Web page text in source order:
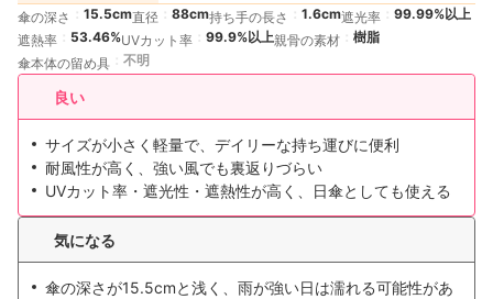
傘の深さ 15.5cm直径 88cm持ち手の長さ 1.6cm遮光率
99.99%以上
遮熱率
53.46%UVカット率 99.9%以上親骨の素材
樹脂
傘本体の留め具
不明
良い
サイズが小さく軽量で、デイリーな持ち運びに便利
耐風性が高く、強い風でも裏返りづらい
UVカット率・遮光性・遮熱性が高く、日傘としても使える
気になる
傘の深さが15.5cmと浅く、雨が強い日は濡れる可能性があ